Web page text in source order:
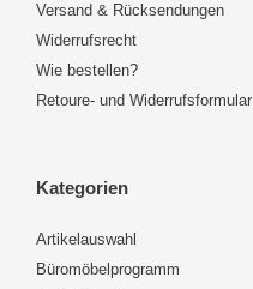
Versand & Rücksendungen
Widerrufsrecht
Wie bestellen?
Retoure- und Widerrufsformular
Kategorien
Artikelauswahl
Büromöbelprogramm